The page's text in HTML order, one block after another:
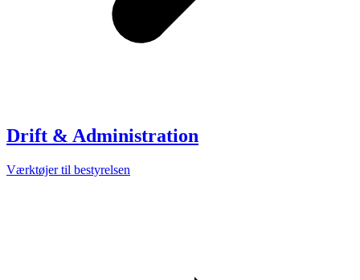
Drift & Administration
Værktøjer til bestyrelsen